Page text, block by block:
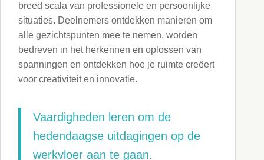
breed scala van professionele en persoonlijke
situaties. Deelnemers ontdekken manieren om
alle gezichtspunten mee te nemen, worden
bedreven in het herkennen en oplossen van
spanningen en ontdekken hoe je ruimte creëert
voor creativiteit en innovatie.
Vaardigheden leren om de
hedendaagse uitdagingen op de
werkvloer aan te gaan.